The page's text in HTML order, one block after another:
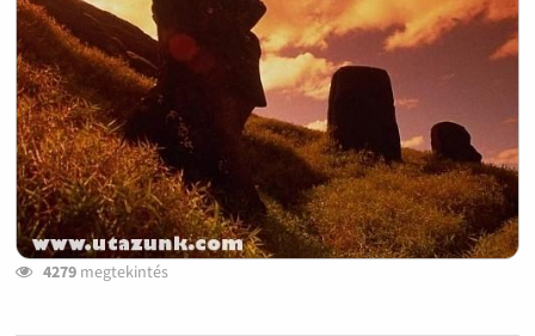
4279megtekintés